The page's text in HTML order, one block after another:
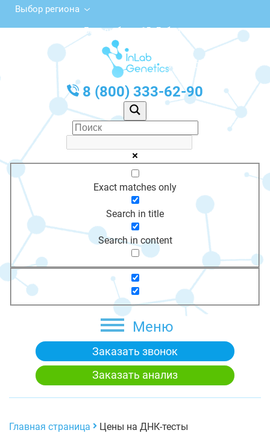
Выбор региона
просп. Боголюбова, 15, Дубна
с 10:00 до 20:00
График работы: Пн-Пт с 10:00 до 20:00
8 (800) 333-62-90
Exact matches only
Search in title
Search in content
Меню
Заказать звонок
Заказать анализ
Главная страница Цены на ДНК-тесты